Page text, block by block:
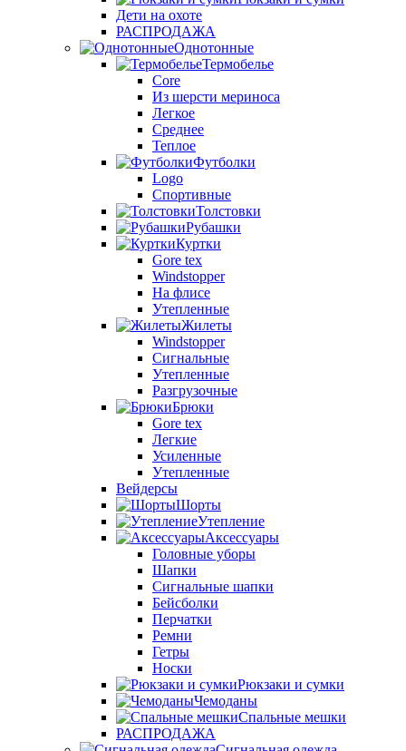
Дети на охоте
РАСПРОДАЖА
Однотонные
Термобелье
Core
Из шерсти мериноса
Легкое
Среднее
Теплое
Футболки
Logo
Спортивные
Толстовки
Рубашки
Куртки
Gore tex
Windstopper
На флисе
Утепленные
Жилеты
Windstopper
Сигнальные
Утепленные
Разгрузочные
Брюки
Gore tex
Легкие
Усиленные
Утепленные
Вейдерсы
Шорты
Утепление
Аксессуары
Головные уборы
Шапки
Сигнальные шапки
Бейсболки
Перчатки
Ремни
Гетры
Носки
Рюкзаки и сумки
Чемоданы
Спальные мешки
РАСПРОДАЖА